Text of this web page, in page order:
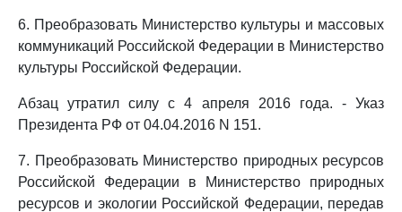
6. Преобразовать Министерство культуры и массовых
коммуникаций Российской Федерации в Министерство
культуры Российской Федерации.
Абзац утратил силу с 4 апреля 2016 года. - Указ
Президента РФ от 04.04.2016 N 151.
7. Преобразовать Министерство природных ресурсов
Российской Федерации в Министерство природных
ресурсов и экологии Российской Федерации, передав